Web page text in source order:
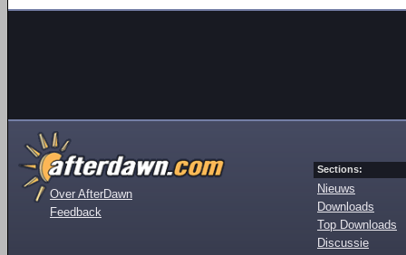
Over AfterDawn
Feedback
Sections:
Nieuws
Downloads
Top Downloads
Discussie